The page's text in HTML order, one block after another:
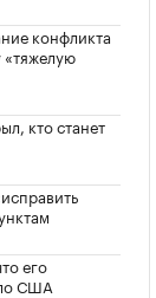
конфликта
«тяжелую
кто станет
его
США